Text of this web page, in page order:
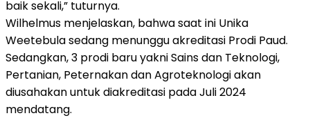
baik sekali,” tuturnya.
Wilhelmus menjelaskan, bahwa saat ini Unika
Weetebula sedang menunggu akreditasi Prodi Paud.
Sedangkan, 3 prodi baru yakni Sains dan Teknologi,
Pertanian, Peternakan dan Agroteknologi akan
diusahakan untuk diakreditasi pada Juli 2024
mendatang.